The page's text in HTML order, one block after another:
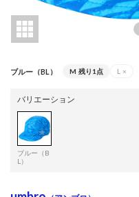
ブルー（BL） M 残り1点 L ×
バリエーション
ブルー（B
L）